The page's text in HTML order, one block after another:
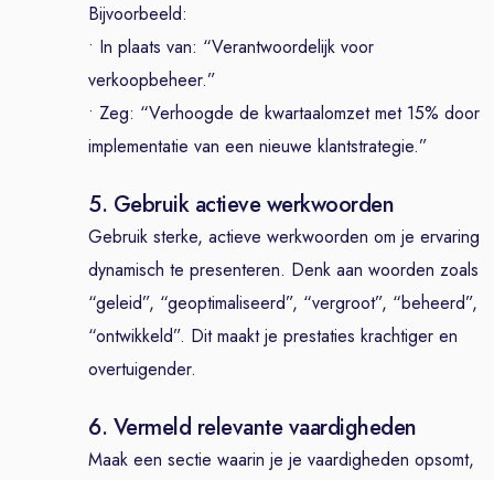
Bijvoorbeeld:
• In plaats van: “Verantwoordelijk voor
verkoopbeheer.”
• Zeg: “Verhoogde de kwartaalomzet met 15% door
implementatie van een nieuwe klantstrategie.”
5. Gebruik actieve werkwoorden
Gebruik sterke, actieve werkwoorden om je ervaring
dynamisch te presenteren. Denk aan woorden zoals
“geleid”, “geoptimaliseerd”, “vergroot”, “beheerd”,
“ontwikkeld”. Dit maakt je prestaties krachtiger en
overtuigender.
6. Vermeld relevante vaardigheden
Maak een sectie waarin je je vaardigheden opsomt,